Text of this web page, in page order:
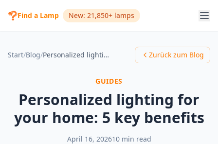
Find a Lamp New: 21,850+ lamps
Start/Blog/ Personalized lighting for your home: 5 key benefits Zurück zum Blog
GUIDES
Personalized lighting for
your home: 5 key benefits
April 16, 202610 min read